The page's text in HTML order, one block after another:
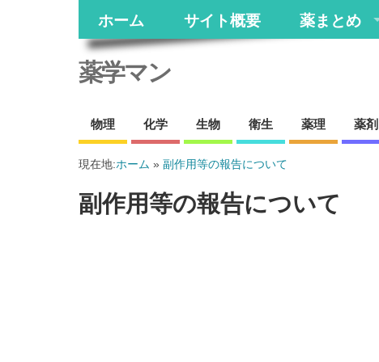
ホーム サイト概要 薬まとめ
薬学マン
物理 化学 生物 衛生 薬理 薬剤
現在地:ホーム » 副作用等の報告について
副作用等の報告について